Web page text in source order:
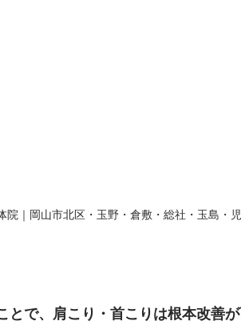
院｜岡山市北区・玉野・倉敷・総社・玉島・
とで、肩こり・首こりは根本改善